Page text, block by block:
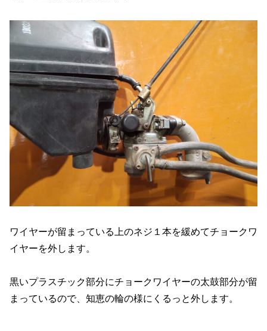
ワイヤーが留まっている上のネジ１本を緩めてチョークワ
イヤーを外します。
黒いプラスチック部分にチョークワイヤーの太鼓部分が留
まっているので、知恵の輪の様にくるっと外します。